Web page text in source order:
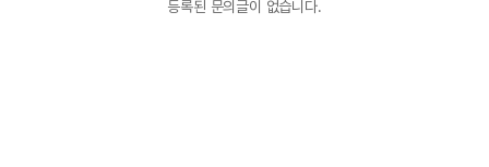
등록된 문의글이 없습니다.